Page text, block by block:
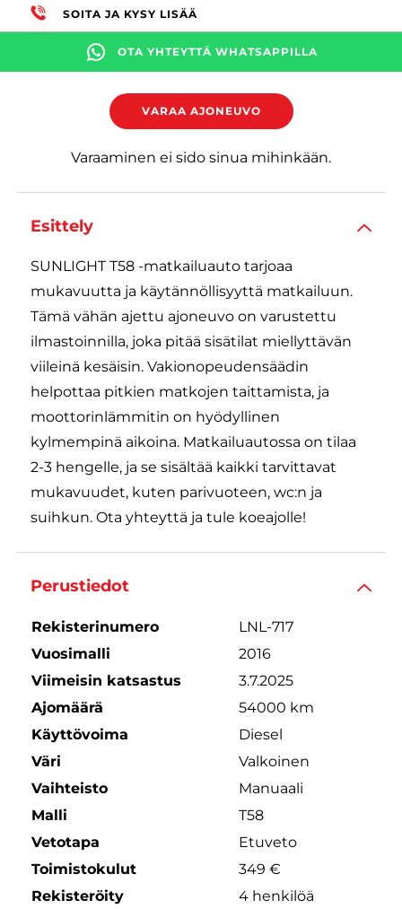
SOITA JA KYSY LISÄÄ
OTA YHTEYTTÄ WHATSAPPILLA
VARAA AJONEUVO
Varaaminen ei sido sinua mihinkään.
Esittely
SUNLIGHT T58 -matkailuauto tarjoaa
mukavuutta ja käytännöllisyyttä matkailuun.
Tämä vähän ajettu ajoneuvo on varustettu
ilmastoinnilla, joka pitää sisätilat miellyttävän
viileinä kesäisin. Vakionopeudensäädin
helpottaa pitkien matkojen taittamista, ja
moottorinlämmitin on hyödyllinen
kylmempinä aikoina. Matkailuautossa on tilaa
2-3 hengelle, ja se sisältää kaikki tarvittavat
mukavuudet, kuten parivuoteen, wc:n ja
suihkun. Ota yhteyttä ja tule koeajolle!
Perustiedot
Rekisterinumero
LNL-717
Vuosimalli
2016
Viimeisin katsastus
3.7.2025
Ajomäärä
54000 km
Käyttövoima
Diesel
Väri
Valkoinen
Vaihteisto
Manuaali
Malli
T58
Vetotapa
Etuveto
Toimistokulut
349 €
Rekisteröity
4 henkilöä